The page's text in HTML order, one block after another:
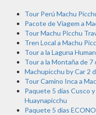
Tour Perú Machu
Pacote de Viagem a
Tour Machu Picchu
Tren Local a Machu
Tour a la Laguna
Tour a la Montaña de
Machupicchu by Car 2
Tour Camino Inca a
Paquete 5 días Cusco
Huaynapicchu
Paquete 5 días